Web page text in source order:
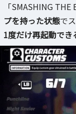
「SMASHING THE
プを持った状態で
1度だけ再起動でき